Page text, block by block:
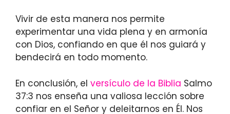
Vivir de esta manera nos permite
experimentar una vida plena y en armonía
con Dios, confiando en que él nos guiará y
bendecirá en todo momento.
En conclusión, el versículo de la Biblia Salmo
37:3 nos enseña una valiosa lección sobre
confiar en el Señor y deleitarnos en Él. Nos